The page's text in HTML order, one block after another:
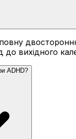
двосторонню
до вихідного
ADHD?